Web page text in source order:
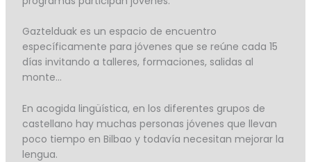
Gaztelduak es un espacio de encuentro
específicamente para jóvenes que se reúne cada 15
días invitando a talleres, formaciones, salidas al
monte…
En acogida lingüística, en los diferentes grupos de
castellano hay muchas personas jóvenes que llevan
poco tiempo en Bilbao y todavía necesitan mejorar la
lengua.